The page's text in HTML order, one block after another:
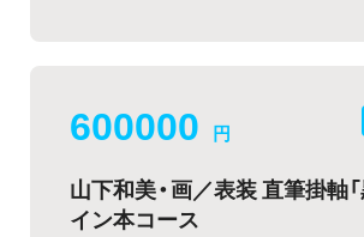
600000 円
山下和美・画／表装 直筆掛軸
イン本コース